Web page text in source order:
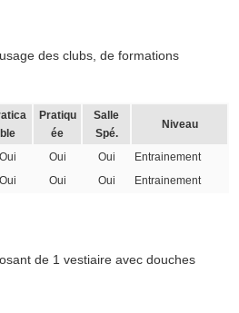
des clubs, de formations
ble
Pratiqu
ée
Salle
Spé.
Niveau
Oui Oui Oui
Entrainement
Oui Oui Oui Entrainement
de 1 vestiaire avec douches